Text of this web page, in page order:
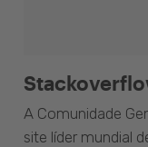
A Comunidade
site líder mundial